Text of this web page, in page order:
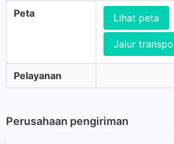
Peta Lihat peta
Jalur
Pelayanan
Perusahaan pengiriman